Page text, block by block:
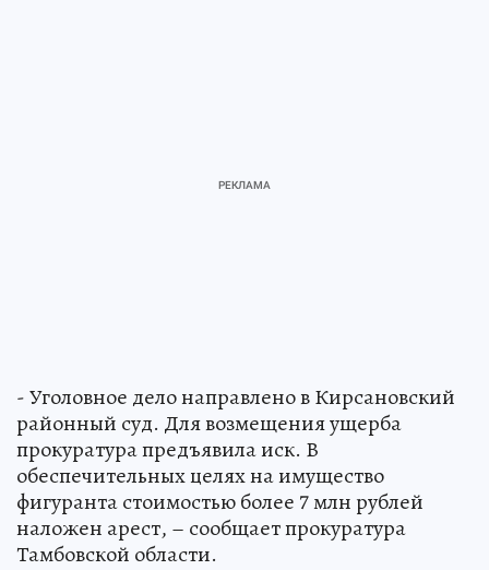
- Уголовное дело направлено в Кирсановский
районный суд. Для возмещения ущерба
прокуратура предъявила иск. В
обеспечительных целях на имущество
фигуранта стоимостью более 7 млн рублей
наложен арест, – сообщает прокуратура
Тамбовской области.